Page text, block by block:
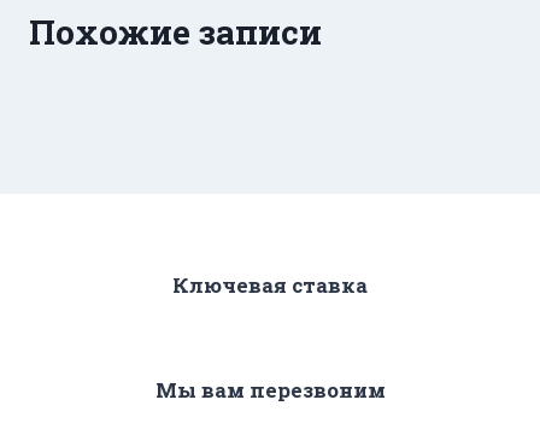
Похожие записи
Ключевая ставка
Мы вам перезвоним